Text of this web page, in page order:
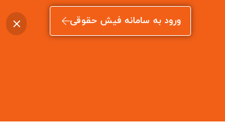
ورود به سامانه فیش حقوقی